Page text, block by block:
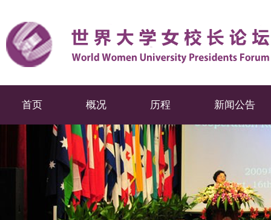
首页 概况 历程 新闻公告